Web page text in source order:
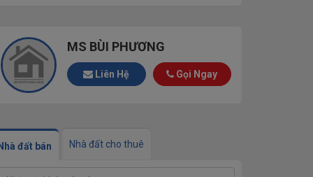
MS BÙI PHƯƠNG
Liên Hệ Gọi Ngay
Nhà đất bán Nhà đất cho thuê